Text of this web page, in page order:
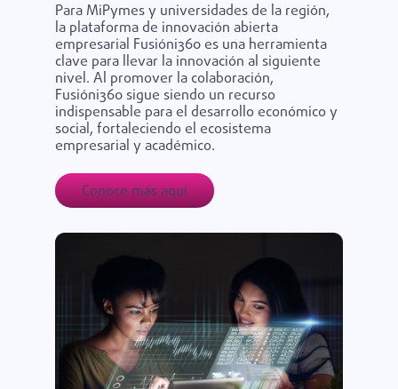
Para MiPymesy universidades de la región,
la plataforma de innovación abierta
empresarial Fusióni360 es una herramienta
clave para llevar la innovación al siguiente
nivel. Al promover la colaboración,
Fusióni360 sigue siendo un recurso
indispensable para el desarrollo económico y
social, fortaleciendo el ecosistema
empresarial y académico.
Conoce más aquí